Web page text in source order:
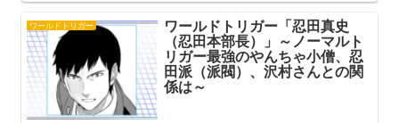
ワールドトリガー ワールドトリガー「忍田真史
（忍田本部長）」～ノーマルト
リガー最強のやんちゃ小僧、忍
田派（派閥）、沢村さんとの関
係は～